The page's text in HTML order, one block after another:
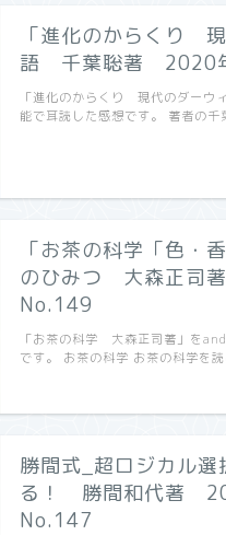
「進化のからくり
語 千葉聡著 2020
「進化のからくり 現代のダーウ
能で耳読した感想です。 著者の
「お茶の科学「色・
のひみつ 大森正司
No.149
「お茶の科学 大森正司著」を
です。 お茶の科学 お茶の科学を
勝間式_超ロジカル
る！ 勝間和代著
No.147